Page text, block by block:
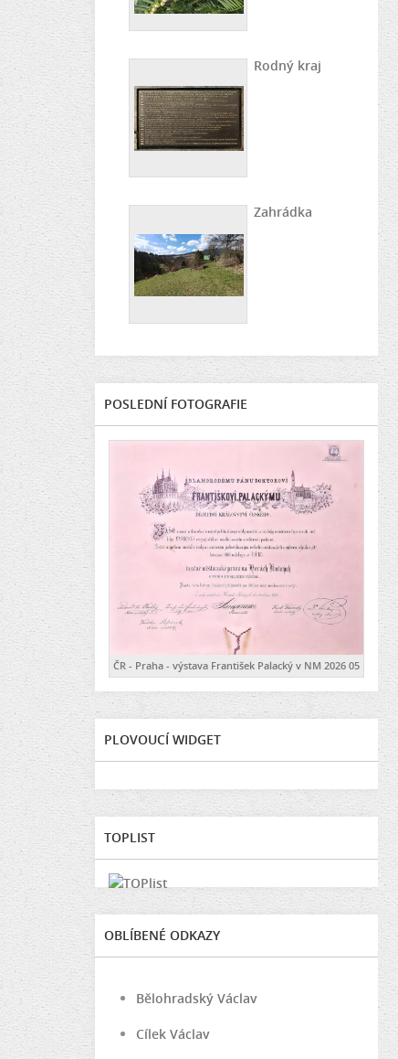
Rodný kraj
Zahrádka
POSLEDNÍ FOTOGRAFIE
ČR - Praha - výstava František Palacký v NM 2026 05
PLOVOUCÍ WIDGET
TOPLIST
OBLÍBENÉ ODKAZY
Bělohradský Václav
Cílek Václav